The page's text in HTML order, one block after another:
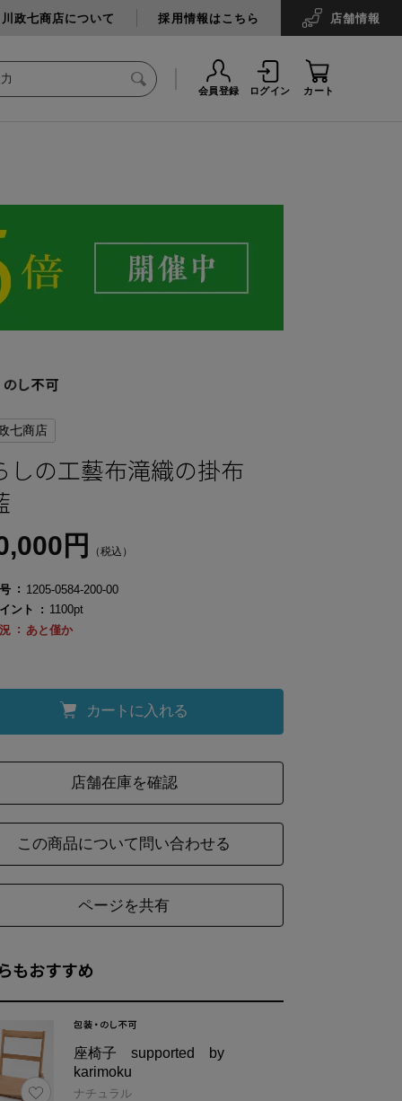
政七商店について 採用情報はこちら 店舗情報
会員登録 ログイン カート
七商店
しの工藝布滝織の掛布
円 （税込）
1205-0584-200-00
ント
1100pt
あと僅か
カートに入れる
もおすすめ
座椅子 supported by
karimoku
ナチュラル
この商品について問い合わせる
ページを共有
店舗在庫を確認